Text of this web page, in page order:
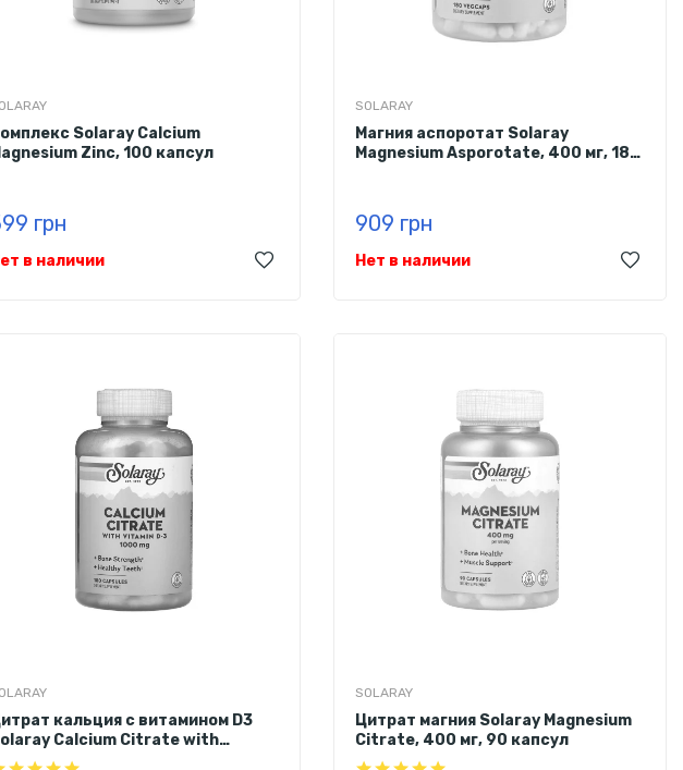
Solaray Calcium
Zinc, 100 капсул
грн
в наличии
SOLARAY
Магния аспоротат Solaray
Magnesium Asporotate, 400 мг, 180
909 грн
Нет в наличии
кальция с витамином D3
Calcium Citrate with
D-3, 1000 мг, 180 капсул
SOLARAY
Цитрат магния Solaray Magnesium
Citrate, 400 мг, 90 капсул